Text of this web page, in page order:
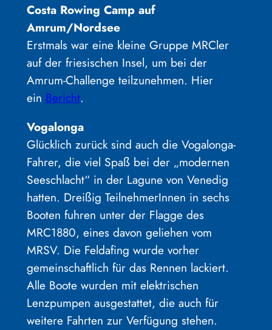
Costa Rowing Camp auf
Amrum/Nordsee
Erstmals war eine kleine Gruppe MRCler
auf der friesischen Insel, um bei der
Amrum-Challenge teilzunehmen. Hier
ein Bericht.
Vogalonga
Glücklich zurück sind auch die Vogalonga-
Fahrer, die viel Spaß bei der „modernen
Seeschlacht“ in der Lagune von Venedig
hatten. Dreißig TeilnehmerInnen in sechs
Booten fuhren unter der Flagge des
MRC1880, eines davon geliehen vom
MRSV. Die Feldafing wurde vorher
gemeinschaftlich für das Rennen lackiert.
Alle Boote wurden mit elektrischen
Lenzpumpen ausgestattet, die auch für
weitere Fahrten zur Verfügung stehen.